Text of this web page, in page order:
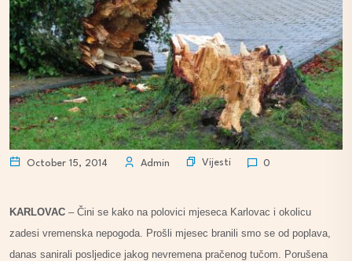
October 15, 2014 Admin Vijesti 0
KARLOVAC – Čini se kako na polovici mjeseca Karlovac i okolicu
zadesi vremenska nepogoda. Prošli mjesec branili smo se od poplava,
danas sanirali posljedice jakog nevremena pračenog tučom. Porušena